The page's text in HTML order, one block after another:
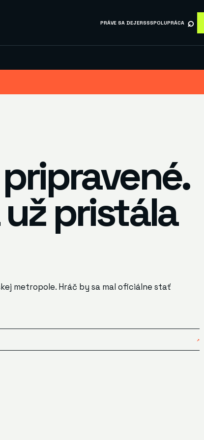
PRÁVE SA DEJERSSSPOLUPRÁCA ⌕
pripravené.
pristála
metropole. Hráč by sa mal oficiálne stať
↗